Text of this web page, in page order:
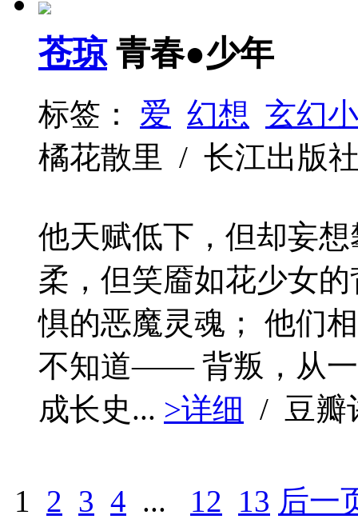
苍琼 青春●少年
标签： 爱 幻想 玄幻
橘花散里 / 长江出版
他天赋低下，但却妄
柔，但笑靥如花少女
惧的恶魔灵魂； 他们
不知道—— 背叛，从一
成长史... >详细 / 豆瓣
1 2 3 4 ... 12 13 后一